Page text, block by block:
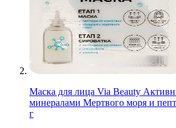
Маска для лица Via Beauty
минералами Мертвого моря и
г